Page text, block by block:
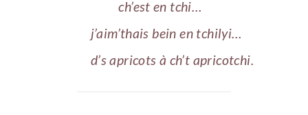
ch’est en tchi…
j’aim’thais bein en tchilyi…
d’s apricots à ch’t apricotchi.